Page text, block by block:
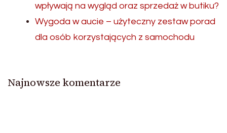
wpływają na wygląd oraz sprzedaż w butiku?
Wygoda w aucie – użyteczny zestaw porad
dla osób korzystających z samochodu
Najnowsze komentarze